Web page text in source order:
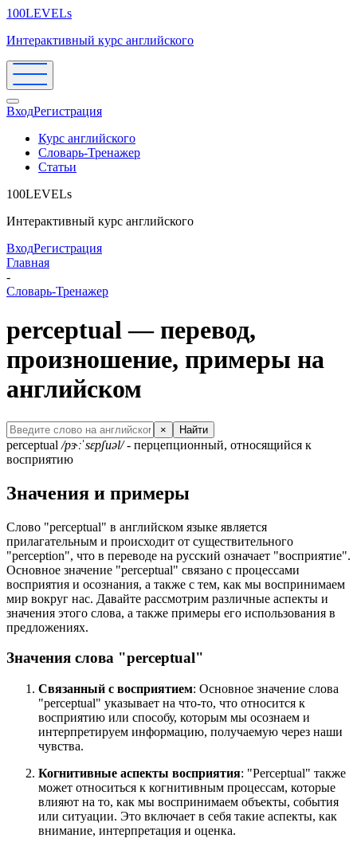
100LEVELs
Интерактивный курс английского
ВходРегистрация
Курс английского
Словарь-Тренажер
Статьи
100LEVELs
Интерактивный курс английского
ВходРегистрация
Главная
-
Словарь-Тренажер
perceptual — перевод,
произношение, примеры на
английском
× Найти
perceptual /pɝːˈsɛpʃuəl/- перцепционный, относящийся к
восприятию
Значения и примеры
Слово "perceptual" в английском языке является
прилагательным и происходит от существительного
"perception", что в переводе на русский означает "восприятие".
Основное значение "perceptual" связано с процессами
восприятия и осознания, а также с тем, как мы воспринимаем
мир вокруг нас. Давайте рассмотрим различные аспекты и
значения этого слова, а также примеры его использования в
предложениях.
Значения слова "perceptual"
Связанный с восприятием: Основное значение слова
"perceptual" указывает на что-то, что относится к
восприятию или способу, которым мы осознаем и
интерпретируем информацию, получаемую через наши
чувства.
Когнитивные аспекты восприятия: "Perceptual" также
может относиться к когнитивным процессам, которые
влияют на то, как мы воспринимаем объекты, события
или ситуации. Это включает в себя такие аспекты, как
внимание, интерпретация и оценка.